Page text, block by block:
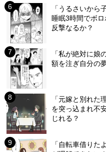
「うるさいから
睡眠3時間でボ
反撃なるか？
「私が絶対に
額を注ぎ自分の
「元嫁と別れた
を突っ込まれ不
じれる？
「自転車借りた